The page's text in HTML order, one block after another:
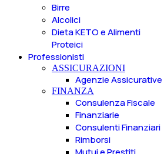
Birre
Alcolici
Dieta KETO e Alimenti
Proteici
Professionisti
ASSICURAZIONI
Agenzie Assicurative
FINANZA
Consulenza Fiscale
Finanziarie
Consulenti Finanziari
Rimborsi